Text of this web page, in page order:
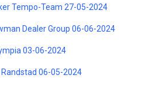
Tempo-Team 27-05-2024
Dealer Group 06-06-2024
03-06-2024
06-05-2024